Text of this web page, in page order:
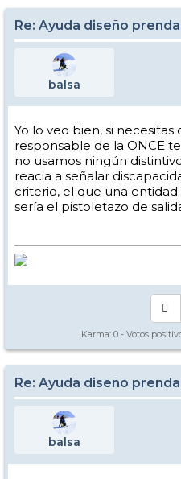
Re: Ayuda diseño
balsa
Yo lo veo bien, si
responsable de la ONCE
no usamos ningún
reacia a señalar
criterio, el que una
sería el pistoletazo de
Karma: 0 - Votos
Re: Ayuda diseño
balsa